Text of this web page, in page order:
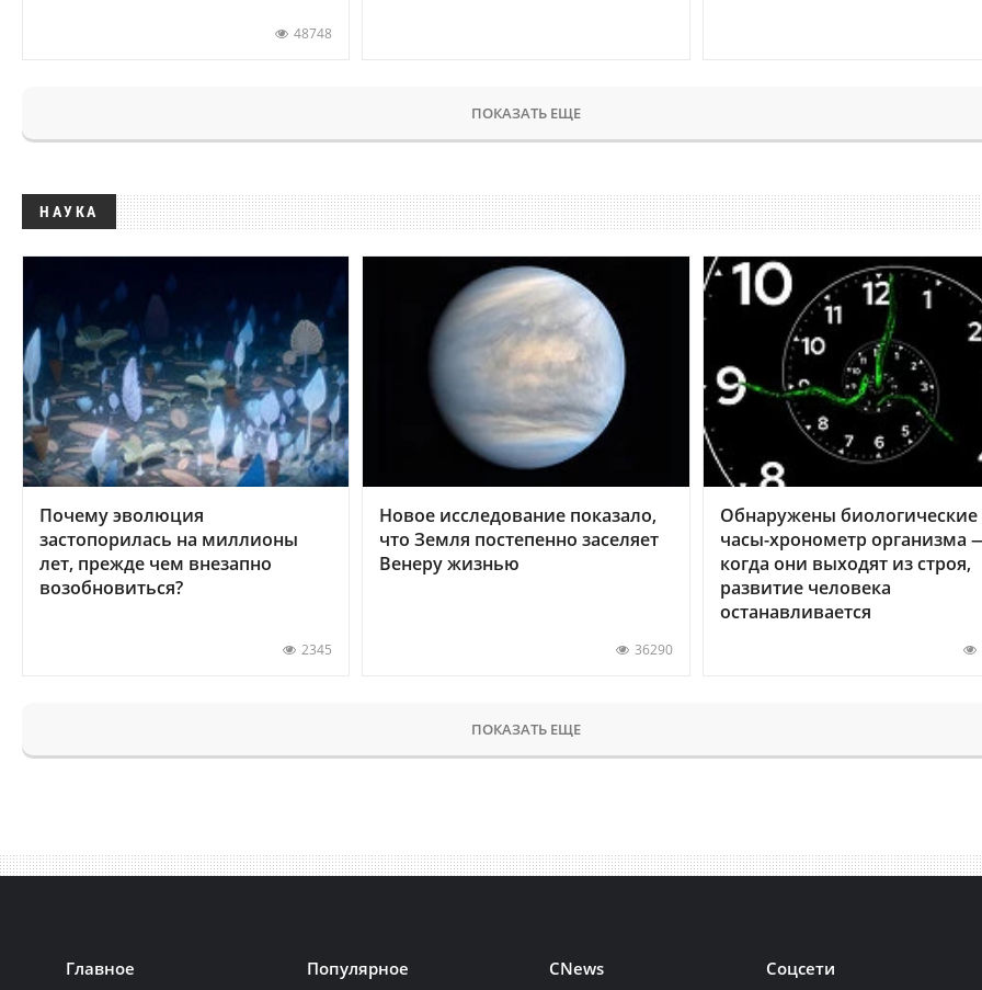
48748
ПОКАЗАТЬ ЕЩЕ
НАУКА
Почему эволюция
застопорилась на миллионы
лет, прежде чем внезапно
возобновиться?
2345
Новое исследование показало,
что Земля постепенно заселяет
Венеру жизнью
36290
Обнаружены биологические
часы-хронометр организма
когда они выходят из строя,
развитие человека
останавливается
ПОКАЗАТЬ ЕЩЕ
Главное Популярное CNews Соцсети